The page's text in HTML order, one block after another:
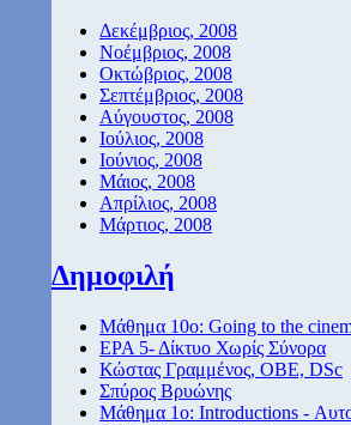
Δεκέμβριος, 2008
Νοέμβριος, 2008
Οκτώβριος, 2008
Σεπτέμβριος, 2008
Αύγουστος, 2008
Ιούλιος, 2008
Ιούνιος, 2008
Μάιος, 2008
Απρίλιος, 2008
Μάρτιος, 2008
Δημοφιλή
Μάθημα 10ο: Going to the
ΕΡΑ 5- Δίκτυο Χωρίς Σύνορα
Κώστας Γραμμένος, ΟΒΕ, DSc
Σπύρος Βρυώνης
Μάθημα 1ο: Introductions -